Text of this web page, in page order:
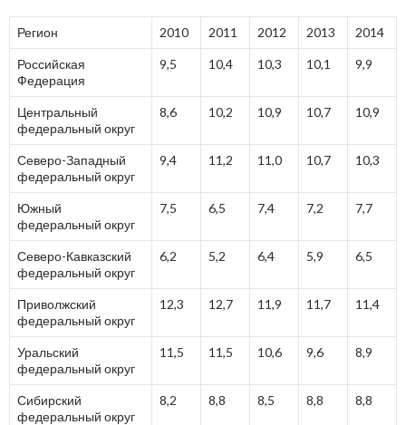
Регион 2010 2011 2012 2013 2014
Российская
Федерация
9,5 10,4 10,3 10,1 9,9
Центральный
федеральный округ
8,6 10,2 10,9 10,7 10,9
Северо-Западный
федеральный округ
9,4 11,2 11,0 10,7 10,3
Южный
федеральный округ
7,5 6,5 7,4 7,2 7,7
Северо-Кавказский
федеральный округ
6,2 5,2 6,4 5,9 6,5
Приволжский
федеральный округ
12,3 12,7 11,9 11,7 11,4
Уральский
федеральный округ
11,5 11,5 10,6 9,6 8,9
Сибирский
федеральный округ
8,2 8,8 8,5 8,8 8,8